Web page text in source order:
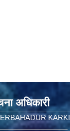
अधिकारी
KARKI